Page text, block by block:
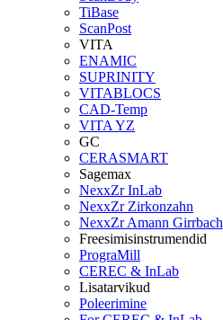
TiBase
ScanPost
VITA
ENAMIC
SUPRINITY
VITABLOCS
CAD-Temp
VITA YZ
GC
CERASMART
Sagemax
NexxZr InLab
NexxZr Zirkonzahn
NexxZr Amann Girrbach
Freesimisinstrumendid
PrograMill
CEREC & InLab
Lisatarvikud
Poleerimine